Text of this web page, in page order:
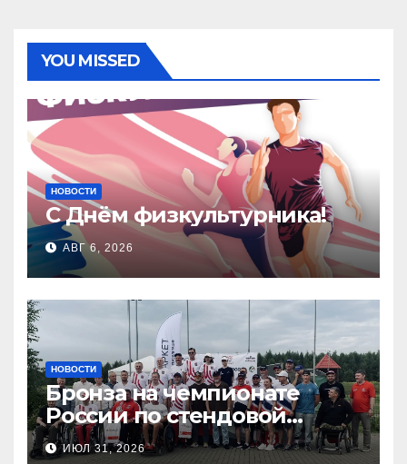
YOU MISSED
НОВОСТИ
С Днём физкультурника!
АВГ 6, 2026
НОВОСТИ
Бронза на чемпионате
России по стендовой
стрельбе
ИЮЛ 31, 2026